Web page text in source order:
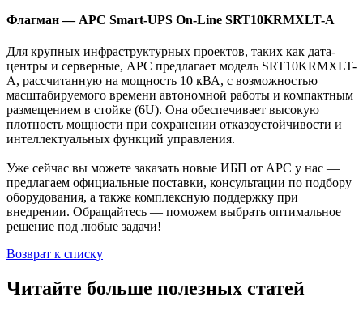
Флагман — APC Smart-UPS On-Line SRT10KRMXLT-A
Для крупных инфраструктурных проектов, таких как дата-
центры и серверные, APC предлагает модель SRT10KRMXLT-
A, рассчитанную на мощность 10 кВА, с возможностью
масштабируемого времени автономной работы и компактным
размещением в стойке (6U). Она обеспечивает высокую
плотность мощности при сохранении отказоустойчивости и
интеллектуальных функций управления.
Уже сейчас вы можете заказать новые ИБП от APC у нас —
предлагаем официальные поставки, консультации по подбору
оборудования, а также комплексную поддержку при
внедрении. Обращайтесь — поможем выбрать оптимальное
решение под любые задачи!
Возврат к списку
Читайте больше полезных статей